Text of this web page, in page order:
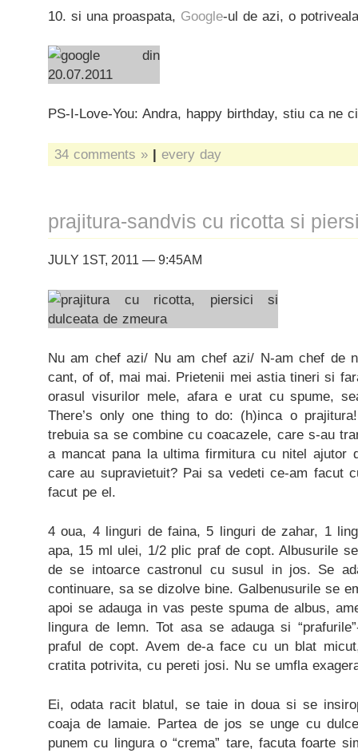
10. si una proaspata, Google-ul de azi, o
PS-I-Love-You: Andra, happy birthday, stiu ca ne
34 comments » | every day
prajitura-sandvis cu ricotta si
JULY 1ST, 2011 — 9:45AM
Nu am chef azi/ Nu am chef azi/ N-am chef de
cant, of of, mai mai. Prietenii mei astia tineri si
orasul visurilor mele, afara e urat cu spume,
There’s only one thing to do: (h)inca o
trebuia sa se combine cu coacazele, care s-au
a mancat pana la ultima firmitura cu nitel ajutor
care au supravietuit? Pai sa vedeti ce-am facut
facut pe el.
4 oua, 4 linguri de faina, 5 linguri de zahar, 1
apa, 15 ml ulei, 1/2 plic praf de copt. Albusurile
de se intoarce castronul cu susul in jos. Se
continuare, sa se dizolve bine. Galbenusurile se
apoi se adauga in vas peste spuma de albus,
lingura de lemn. Tot asa se adauga si
praful de copt. Avem de-a face cu un blat
cratita potrivita, cu pereti josi. Nu se umfla
Ei, odata racit blatul, se taie in doua si se
coaja de lamaie. Partea de jos se unge cu
punem cu lingura o “crema” tare, facuta foarte